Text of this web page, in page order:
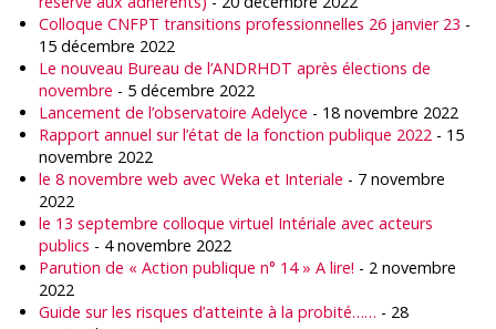
Colloque CNFPT transitions professionnelles 26 janvier 23 -
15 décembre 2022
Le nouveau Bureau de l’ANDRHDT après élections de
novembre - 5 décembre 2022
Lancement de l’observatoire Adelyce - 18 novembre 2022
Rapport annuel sur l’état de la fonction publique 2022 - 15
novembre 2022
le 8 novembre web avec Weka et Interiale - 7 novembre
2022
le 13 septembre colloque virtuel Intériale avec acteurs
publics - 4 novembre 2022
Parution de « Action publique n° 14 » A lire! - 2 novembre
2022
Guide sur les risques d’atteinte à la probité…… - 28